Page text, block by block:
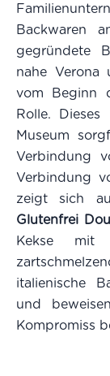
Backwaren
gegründete
nahe Verona
vom Beginn
Rolle.
Museum
Verbindung
Verbindung
zeigt sich
Glutenfrei
Kekse mit
italienische
und
Kompromiss